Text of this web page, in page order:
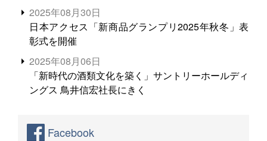
2025年08月30日
日本アクセス「新商品グランプリ2025年秋冬」表
彰式を開催
2025年08月06日
「新時代の酒類文化を築く」サントリーホールディ
ングス 鳥井信宏社長にきく
Facebook